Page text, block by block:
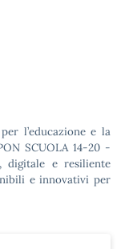
l’educazione e la
SCUOLA 14-20 -
digitale e resiliente
e innovativi per